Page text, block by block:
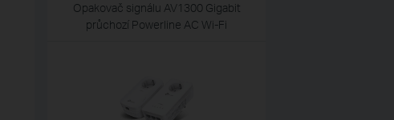
Opakovač signálu AV1300 Gigabit
průchozí Powerline AC Wi-Fi